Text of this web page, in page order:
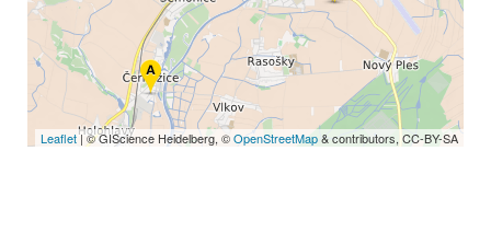
Leaflet| © GIScience Heidelberg, ©OpenStreetMap& contributors, CC-BY-SA